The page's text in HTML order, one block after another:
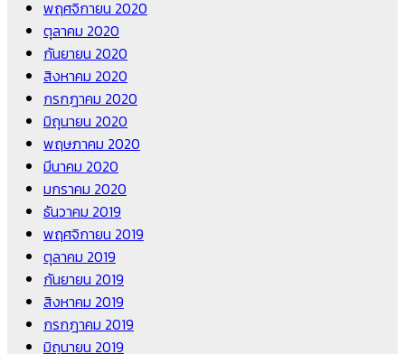
พฤศจิกายน 2020
ตุลาคม 2020
กันยายน 2020
สิงหาคม 2020
กรกฎาคม 2020
มิถุนายน 2020
พฤษภาคม 2020
มีนาคม 2020
มกราคม 2020
ธันวาคม 2019
พฤศจิกายน 2019
ตุลาคม 2019
กันยายน 2019
สิงหาคม 2019
กรกฎาคม 2019
มิถุนายน 2019